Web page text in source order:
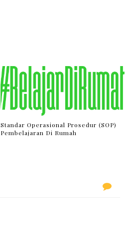
Standar Operasional Prosedur (SOP)
Pembelajaran Di Rumah